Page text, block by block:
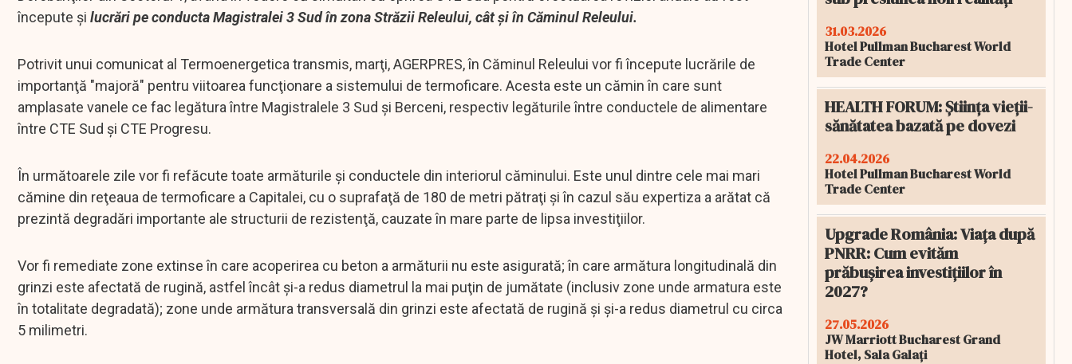
începute şi lucrări pe conducta Magistralei 3 Sud în zona Străzii Releului, cât şi în Căminul Releului.
Potrivit unui comunicat al Termoenergetica transmis, marţi, AGERPRES, în Căminul Releului vor fi începute lucrările de
importanţă "majoră" pentru viitoarea funcţionare a sistemului de termoficare. Acesta este un cămin în care sunt
amplasate vanele ce fac legătura între Magistralele 3 Sud şi Berceni, respectiv legăturile între conductele de alimentare
între CTE Sud şi CTE Progresu.
În următoarele zile vor fi refăcute toate armăturile şi conductele din interiorul căminului. Este unul dintre cele mai mari
cămine din reţeaua de termoficare a Capitalei, cu o suprafaţă de 180 de metri pătraţi şi în cazul său expertiza a arătat că
prezintă degradări importante ale structurii de rezistenţă, cauzate în mare parte de lipsa investiţiilor.
Vor fi remediate zone extinse în care acoperirea cu beton a armăturii nu este asigurată; în care armătura longitudinală din
grinzi este afectată de rugină, astfel încât şi-a redus diametrul la mai puţin de jumătate (inclusiv zone unde armatura este
în totalitate degradată); zone unde armătura transversală din grinzi este afectată de rugină şi şi-a redus diametrul cu circa
5 milimetri.
31.03.2026
Hotel Pullman Bucharest World
Trade Center
HEALTH FORUM: Știința vieții-
sănătatea bazată pe dovezi
22.04.2026
Hotel Pullman Bucharest World
Trade Center
Upgrade România: Viața după
PNRR: Cum evităm
prăbușirea investițiilor în
2027?
27.05.2026
JW Marriott Bucharest Grand
Hotel, Sala Galați